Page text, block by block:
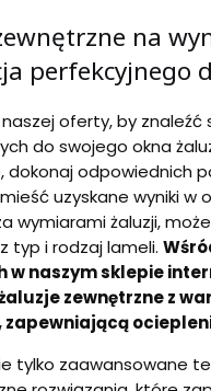
na
perfekcyjnego
oferty, by znaleźć
do swojego okna
dokonaj odpowiednich
uzyskane wyniki w
wymiarami żaluzji,
typ i rodzaj lameli.
w naszym sklepie
zewnętrzne z
zapewniającą
tylko zaawansowane